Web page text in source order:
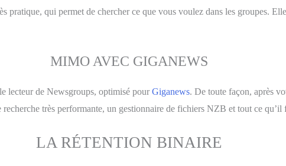
pratique, qui permet de chercher ce que vous voulez dans les groupes.
MIMO AVEC GIGANEWS
lecteur de Newsgroups, optimisé pour Giganews. De toute façon, après
très performante, un gestionnaire de fichiers NZB et tout ce
LA RÉTENTION BINAIRE